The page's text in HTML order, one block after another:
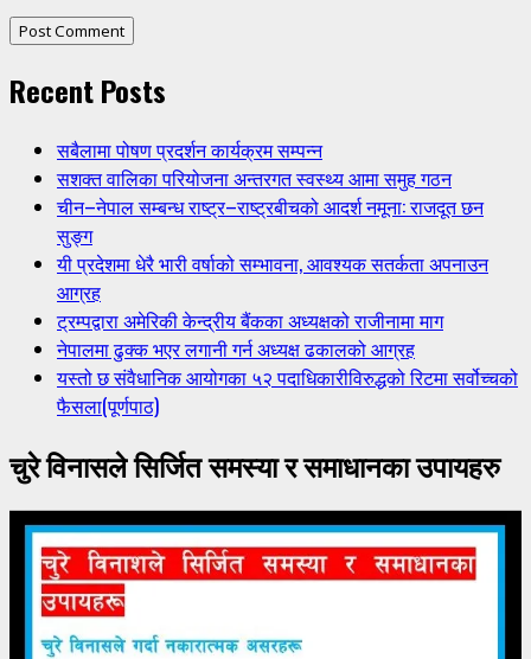
Recent Posts
सबैलामा पोषण प्रदर्शन कार्यक्रम सम्पन्न
सशक्त वालिका परियोजना अन्तरगत स्वस्थ्य आमा समुह गठन
चीन–नेपाल सम्बन्ध राष्ट्र–राष्ट्रबीचको आदर्श नमूना: राजदूत छन
सुङ्ग
यी प्रदेशमा धेरै भारी वर्षाको सम्भावना, आवश्यक सतर्कता अपनाउन
आग्रह
ट्रम्पद्वारा अमेरिकी केन्द्रीय बैंकका अध्यक्षको राजीनामा माग
नेपालमा ढुक्क भएर लगानी गर्न अध्यक्ष ढकालको आग्रह
यस्तो छ संवैधानिक आयोगका ५२ पदाधिकारीविरुद्धको रिटमा सर्वोच्चको
फैसला(पूर्णपाठ)
चुरे विनासले सिर्जित समस्या र समाधानका उपायहरु